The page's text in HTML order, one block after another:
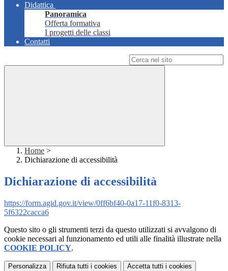
Didattica
Panoramica
Offerta formativa
I progetti delle classi
Contatti
Home >
Dichiarazione di accessibilità
Dichiarazione di accessibilità
https://form.agid.gov.it/view/0ff6bf40-0a17-11f0-8313-
5f6322cacca6
Questo sito o gli strumenti terzi da questo utilizzati si avvalgono di
cookie necessari al funzionamento ed utili alle finalità illustrate nella
COOKIE POLICY.
Personalizza Rifiuta tutti i cookies Accetta tutti i cookies